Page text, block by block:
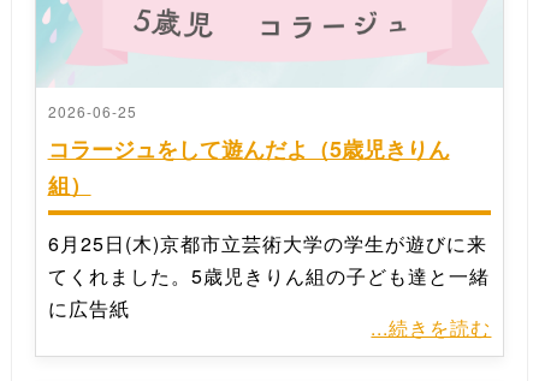
2026-06-25
コラージュをして遊んだよ（5歳児きりん
組）
6月25日(木)京都市立芸術大学の学生が遊びに来
てくれました。5歳児きりん組の子ども達と一緒
に広告紙
...続きを読む